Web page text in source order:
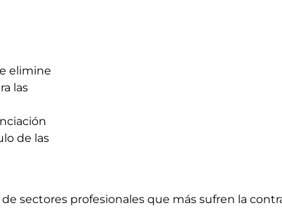
elimine
las
de las
sectores profesionales que más sufren la